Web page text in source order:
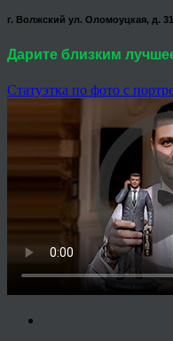
г. Волжский ул. Оломоуцкая, д.
Дарите близким
Статуэтка по фото с